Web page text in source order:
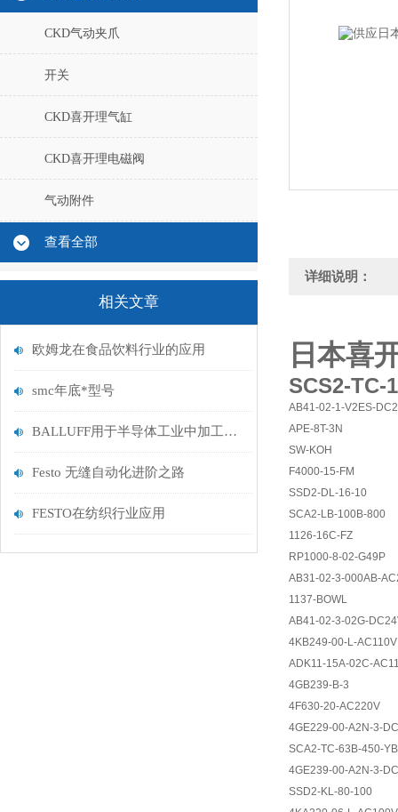
CKD气动夹爪
开关
CKD喜开理气缸
CKD喜开理电磁阀
气动附件
查看全部
相关文章
欧姆龙在食品饮料行业的应用
smc年底*型号
BALLUFF用于半导体工业中加工设备的传感器和系统
Festo 无缝自动化进阶之路
FESTO在纺织行业应用
详细说明：
日本喜
SCS2-TC-
AB41-02-1-V2ES-
APE-8T-3N
SW-KOH
F4000-15-FM
SSD2-DL-16-10
SCA2-LB-100B-800
1126-16C-FZ
RP1000-8-02-G49P
AB31-02-3-000AB-
1137-BOWL
AB41-02-3-02G-
4KB249-00-L-AC110V
ADK11-15A-02C-
4GB239-B-3
4F630-20-AC220V
4GE229-00-A2N-3-
SCA2-TC-63B-450-
4GE239-00-A2N-3-
SSD2-KL-80-100